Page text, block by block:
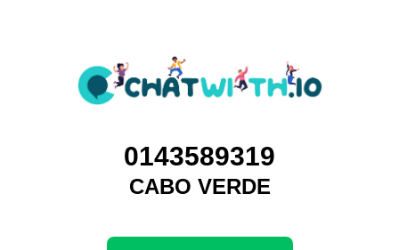
0143589319
CABO VERDE